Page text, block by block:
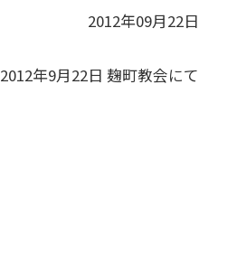
2012年09月22日
2012年9月22日 麹町教会にて